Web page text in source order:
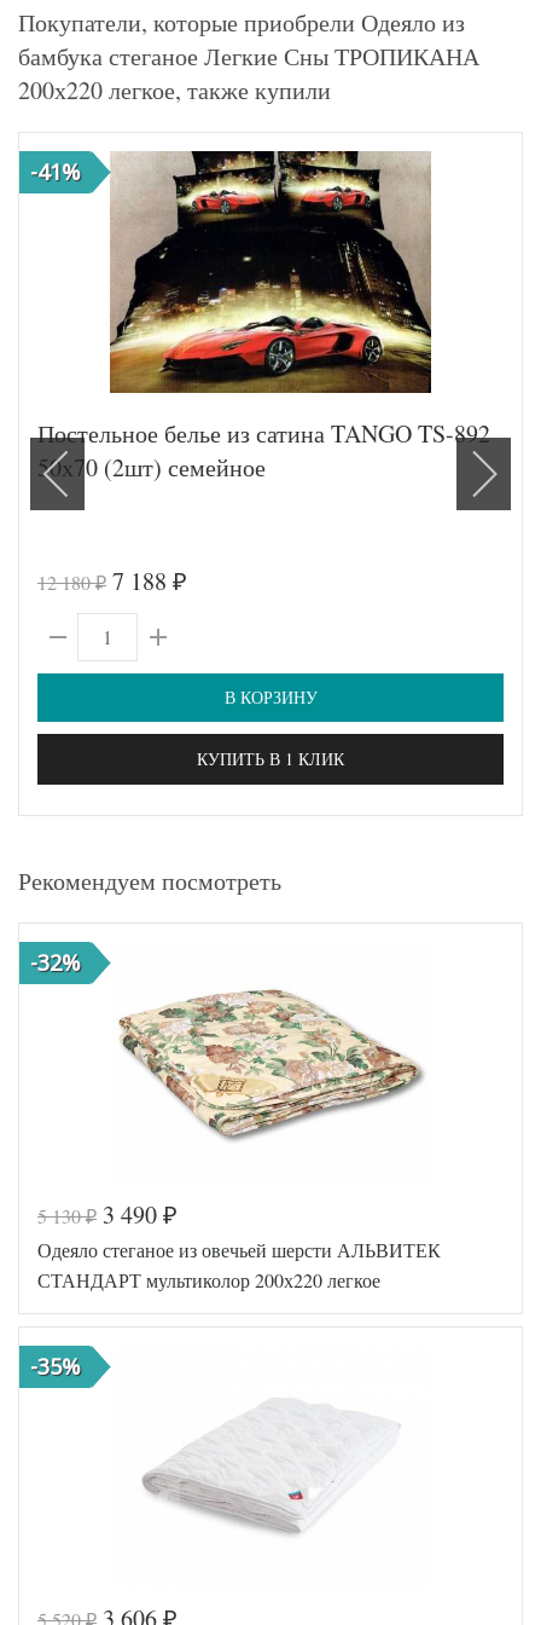
Покупатели, которые приобрели Одеяло из
бамбука стеганое Легкие Сны ТРОПИКАНА
200х220 легкое, также купили
-41%
Постельное белье из сатина TANGO TS-892
50х70 (2шт) семейное
12 180₽ 7 188 ₽
В КОРЗИНУ
КУПИТЬ В 1 КЛИК
Рекомендуем посмотреть
-32%
5 130₽ 3 490 ₽
Одеяло стеганое из овечьей шерсти АЛЬВИТЕК
СТАНДАРТ мультиколор 200х220 легкое
-35%
5 520₽ 3 606 ₽